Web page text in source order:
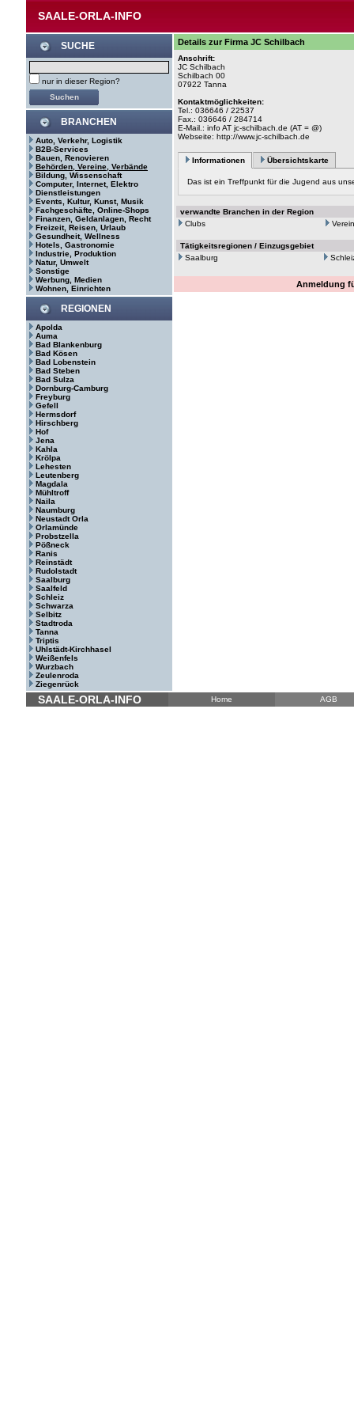
SAALE-ORLA-INFO
SUCHE
nur in dieser Region?
BRANCHEN
Auto, Verkehr, Logistik
B2B-Services
Bauen, Renovieren
Behörden, Vereine, Verbände
Bildung, Wissenschaft
Computer, Internet, Elektro
Dienstleistungen
Events, Kultur, Kunst, Musik
Fachgeschäfte, Online-Shops
Finanzen, Geldanlagen, Recht
Freizeit, Reisen, Urlaub
Gesundheit, Wellness
Hotels, Gastronomie
Industrie, Produktion
Natur, Umwelt
Sonstige
Werbung, Medien
Wohnen, Einrichten
REGIONEN
Apolda
Auma
Bad Blankenburg
Bad Kösen
Bad Lobenstein
Bad Steben
Bad Sulza
Dornburg-Camburg
Freyburg
Gefell
Hermsdorf
Hirschberg
Hof
Jena
Kahla
Krölpa
Lehesten
Leutenberg
Magdala
Mühltroff
Naila
Naumburg
Neustadt Orla
Orlamünde
Probstzella
Pößneck
Ranis
Reinstädt
Rudolstadt
Saalburg
Saalfeld
Schleiz
Schwarza
Selbitz
Stadtroda
Tanna
Triptis
Uhlstädt-Kirchhasel
Weißenfels
Wurzbach
Zeulenroda
Ziegenrück
Details zur Firma JC Schilbach
Anschrift:
JC Schilbach
Schilbach 00
07922 Tanna
Kontaktmöglichkeiten:
Tel.: 036646 / 22537
Fax.: 036646 / 284714
E-Mail.: info AT jc-schilbach.de (AT = @)
Webseite: http://www.jc-schilbach.de
Informationen Übersichtskarte
Das ist ein Treffpunkt für die Jugend aus
verwandte Branchen in der Region
Clubs
Tätigkeitsregionen / Einzugsgebiet
Saalburg
Anmeldung
SAALE-ORLA-INFO Home AGB